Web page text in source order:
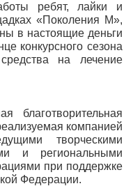
ребят, лайки и
«Поколения М»,
в настоящие деньги
конкурсного сезона
на лечение
благотворительная
компанией
творческими
и региональными
при поддержке
Федерации.